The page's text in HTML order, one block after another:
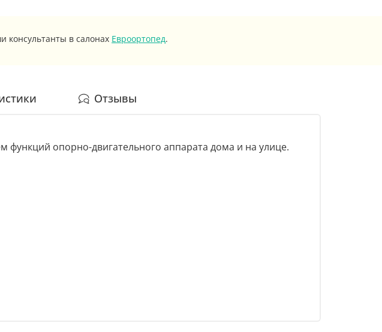
консультанты в салонах Евроортопед.
Отзывы
опорно-двигательного аппарата дома и на улице.